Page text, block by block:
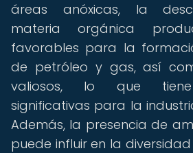
áreas anóxicas, la
materia orgánica
favorables para la
de petróleo y gas, así
valiosos, lo que tiene
significativas para la
Además, la presencia de
puede influir en la